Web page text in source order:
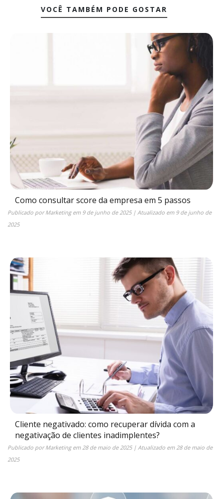
VOCÊ TAMBÉM PODE GOSTAR
Como consultar score da empresa em 5 passos
Publicado porMarketingem 9 de junho de 2025| Atualizado em 9 de junho de
2025
Cliente negativado: como recuperar dívida com a
negativação de clientes inadimplentes?
Publicado porMarketingem28 de maio de 2025| Atualizado em28 de maio de
2025